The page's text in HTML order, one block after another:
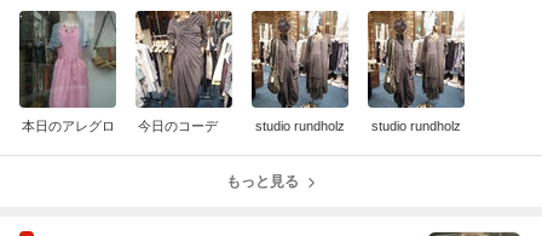
本日のアレグロ 今日のコーデ studio rundholz studio rundholz
もっと見る